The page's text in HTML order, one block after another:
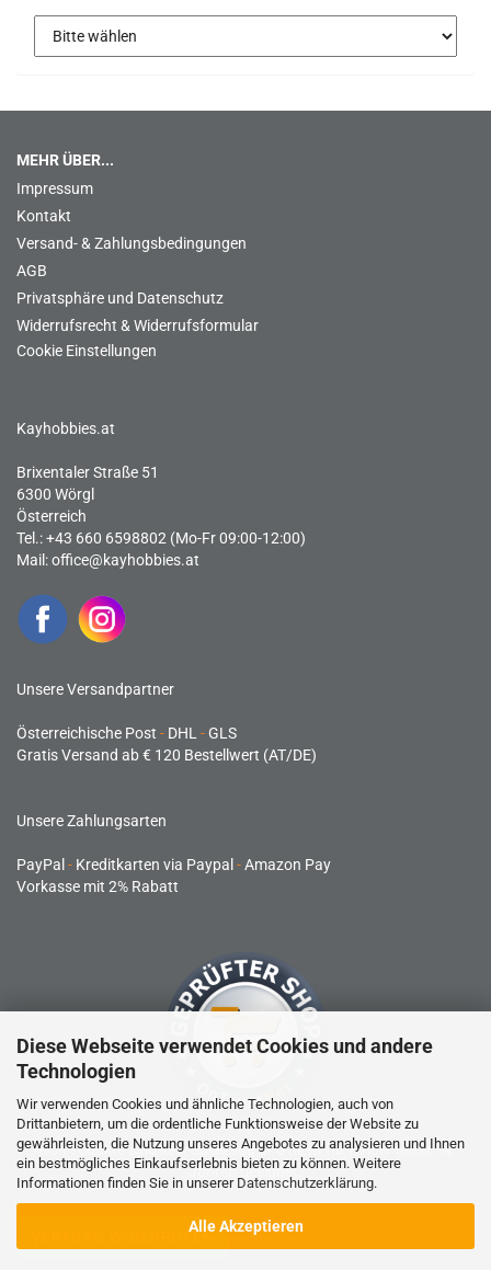
Diese Webseite verwendet Cookies und andere
Technologien
Wir verwenden Cookies und ähnliche Technologien, auch von
Drittanbietern, um die ordentliche Funktionsweise der Website zu
gewährleisten, die Nutzung unseres Angebotes zu analysieren und Ihnen
ein bestmögliches Einkaufserlebnis bieten zu können. Weitere
Informationen finden Sie in unserer Datenschutzerklärung.
Alle Akzeptieren
MEHR ÜBER...
Impressum
Kontakt
Versand- & Zahlungsbedingungen
AGB
Privatsphäre und Datenschutz
Widerrufsrecht & Widerrufsformular
Cookie Einstellungen
Kayhobbies.at
Brixentaler Straße 51
6300 Wörgl
Österreich
Tel.: +43 660 6598802 (Mo-Fr 09:00-12:00)
Mail:office@kayhobbies.at
Unsere Versandpartner
Österreichische Post - DHL -GLS
Gratis Versand ab € 120 Bestellwert (AT/DE)
Unsere Zahlungsarten
PayPal - Kreditkarten via Paypal -Amazon Pay
Vorkasse mit 2% Rabatt
RC-Produkte sind kein Spielzeug und nicht für Kinder unter 14
Jahren geeignet.
VERTRAG WIDERRUFEN